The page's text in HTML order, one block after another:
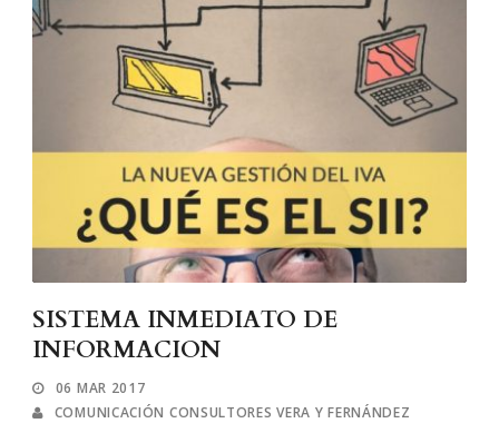
SISTEMA INMEDIATO DE
INFORMACION
06 MAR 2017
COMUNICACIÓN CONSULTORES VERA Y FERNÁNDEZ